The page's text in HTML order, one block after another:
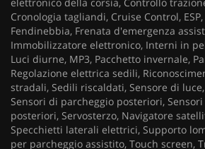
Cronologia tagliandi, Cruise Control,
Fendinebbia, Frenata d'emergenza
Immobilizzatore elettronico, Interni in
Luci diurne, MP3, Pacchetto invernale,
Regolazione elettrica sedili,
stradali, Sedili riscaldati, Sensore di
Sensori di parcheggio posteriori,
posteriori, Servosterzo, Navigatore
Specchietti laterali elettrici, Supporto
per parcheggio assistito, Touch screen,